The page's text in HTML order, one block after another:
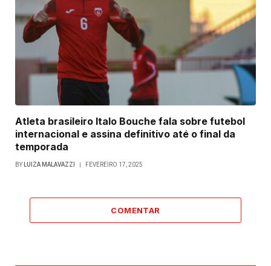
Atleta brasileiro Italo Bouche fala sobre futebol
internacional e assina definitivo até o final da
temporada
BY LUIZA MALAVAZZI FEVEREIRO 17, 2025
COMENTAR